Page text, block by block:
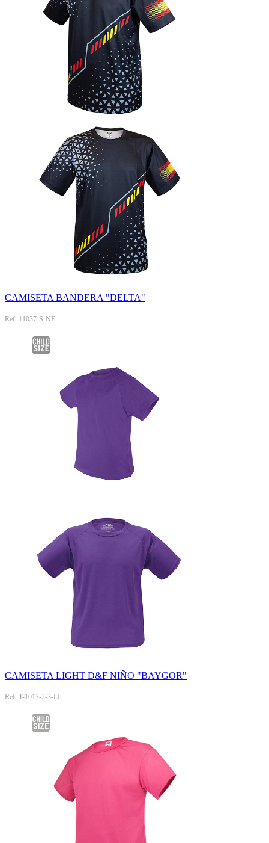
CAMISETA BANDERA "DELTA"
Ref: 11037-S-NE
CAMISETA LIGHT D&F NIÑO "BAYGOR"
Ref: T-1017-2-3-LI